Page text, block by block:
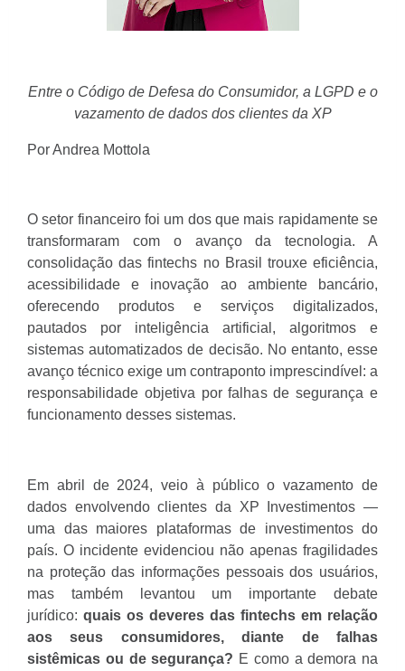
Entre o Código de Defesa do Consumidor, a LGPD e o
vazamento de dados dos clientes da XP
Por Andrea Mottola
O setor financeiro foi um dos que mais rapidamente se
transformaram com o avanço da tecnologia. A
consolidação das fintechs no Brasil trouxe eficiência,
acessibilidade e inovação ao ambiente bancário,
oferecendo produtos e serviços digitalizados,
pautados por inteligência artificial, algoritmos e
sistemas automatizados de decisão. No entanto, esse
avanço técnico exige um contraponto imprescindível: a
responsabilidade objetiva por falhas de segurança e
funcionamento desses sistemas.
Em abril de 2024, veio à público o vazamento de
dados envolvendo clientes da XP Investimentos —
uma das maiores plataformas de investimentos do
país. O incidente evidenciou não apenas fragilidades
na proteção das informações pessoais dos usuários,
mas também levantou um importante debate
jurídico: quais os deveres das fintechs em relação
aos seus consumidores, diante de falhas
sistêmicas ou de segurança? E como a demora na